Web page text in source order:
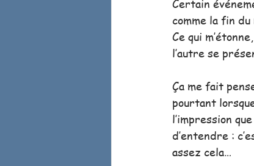
Certain
comme la fin
Ce qui
l’autre se
Ça me fait
pourtant
l’impression
d’entendre :
assez cela…